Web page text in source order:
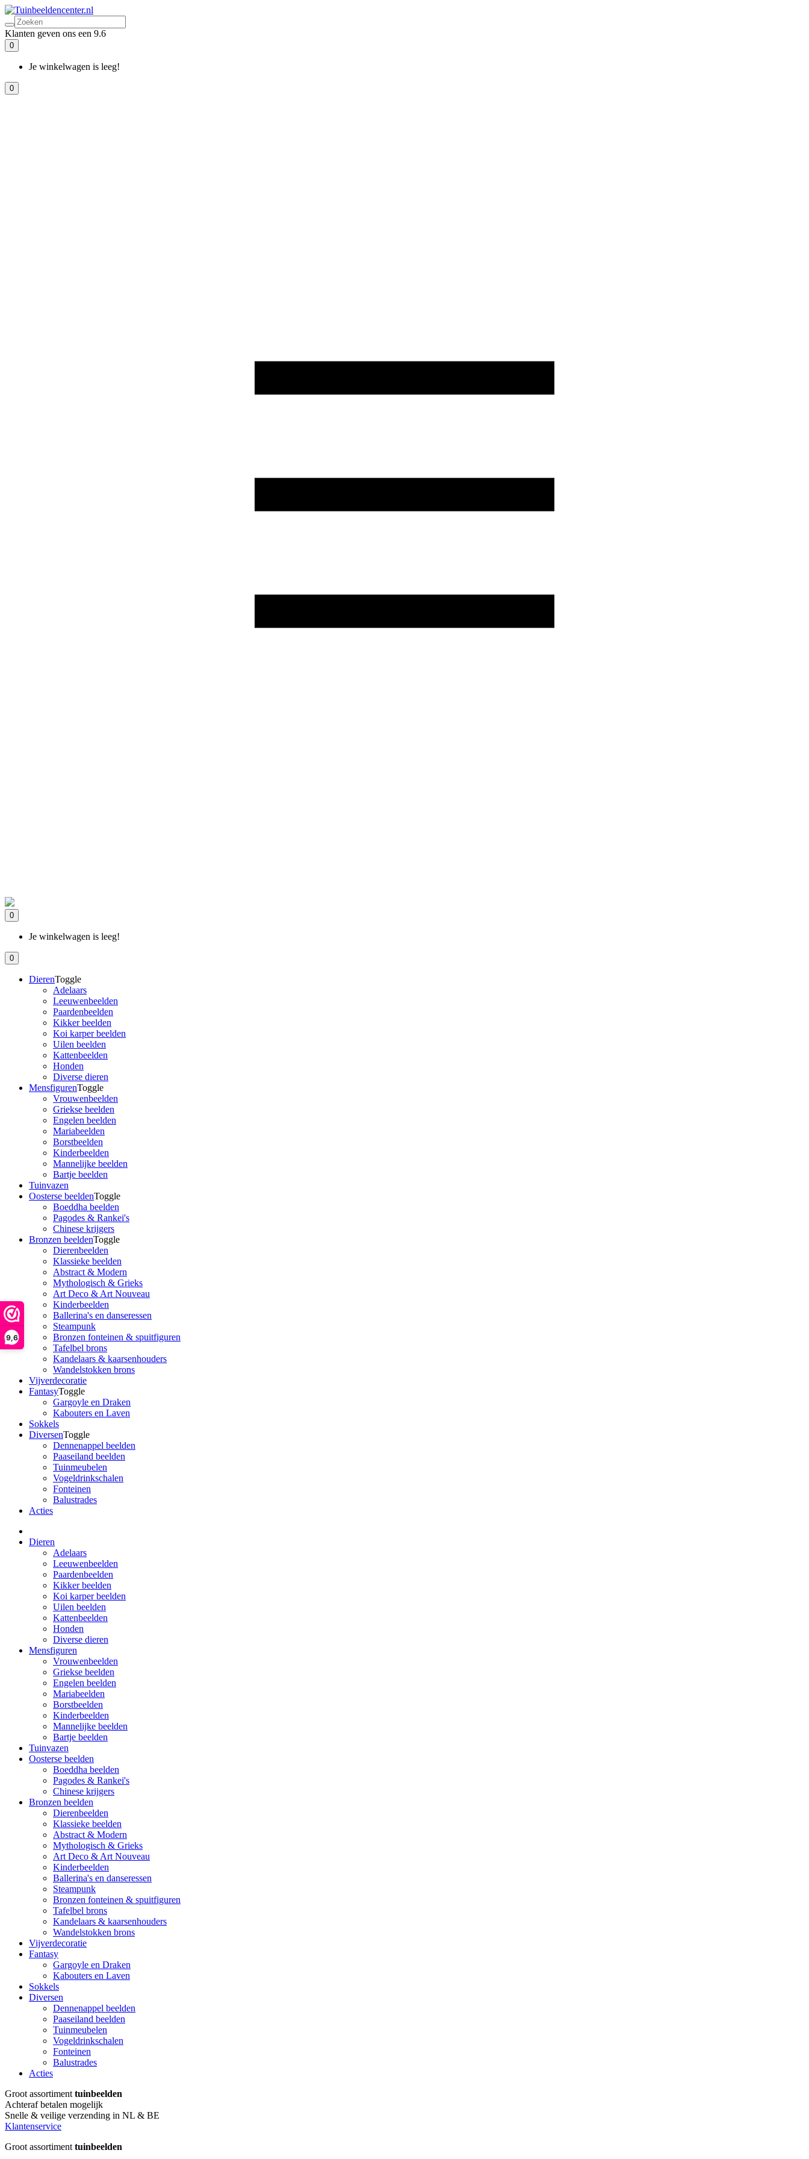
9,6
Klanten geven ons een 9.6
0
Je winkelwagen is leeg!
0
0
Je winkelwagen is leeg!
0
DierenToggle
Adelaars
Leeuwenbeelden
Paardenbeelden
Kikker beelden
Koi karper beelden
Uilen beelden
Kattenbeelden
Honden
Diverse dieren
MensfigurenToggle
Vrouwenbeelden
Griekse beelden
Engelen beelden
Mariabeelden
Borstbeelden
Kinderbeelden
Mannelijke beelden
Bartje beelden
Tuinvazen
Oosterse beeldenToggle
Boeddha beelden
Pagodes & Rankei's
Chinese krijgers
Bronzen beeldenToggle
Dierenbeelden
Klassieke beelden
Abstract & Modern
Mythologisch & Grieks
Art Deco & Art Nouveau
Kinderbeelden
Ballerina's en danseressen
Steampunk
Bronzen fonteinen & spuitfiguren
Tafelbel brons
Kandelaars & kaarsenhouders
Wandelstokken brons
Vijverdecoratie
FantasyToggle
Gargoyle en Draken
Kabouters en Laven
Sokkels
DiversenToggle
Dennenappel beelden
Paaseiland beelden
Tuinmeubelen
Vogeldrinkschalen
Fonteinen
Balustrades
Acties
Dieren
Adelaars
Leeuwenbeelden
Paardenbeelden
Kikker beelden
Koi karper beelden
Uilen beelden
Kattenbeelden
Honden
Diverse dieren
Mensfiguren
Vrouwenbeelden
Griekse beelden
Engelen beelden
Mariabeelden
Borstbeelden
Kinderbeelden
Mannelijke beelden
Bartje beelden
Tuinvazen
Oosterse beelden
Boeddha beelden
Pagodes & Rankei's
Chinese krijgers
Bronzen beelden
Dierenbeelden
Klassieke beelden
Abstract & Modern
Mythologisch & Grieks
Art Deco & Art Nouveau
Kinderbeelden
Ballerina's en danseressen
Steampunk
Bronzen fonteinen & spuitfiguren
Tafelbel brons
Kandelaars & kaarsenhouders
Wandelstokken brons
Vijverdecoratie
Fantasy
Gargoyle en Draken
Kabouters en Laven
Sokkels
Diversen
Dennenappel beelden
Paaseiland beelden
Tuinmeubelen
Vogeldrinkschalen
Fonteinen
Balustrades
Acties
Groot assortiment tuinbeelden
Achteraf betalen mogelijk
Snelle & veilige verzending in NL & BE
Klantenservice
Groot assortiment tuinbeelden